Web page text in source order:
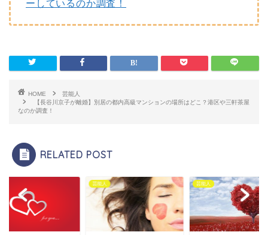
ーしているのか調査！
HOME
芸能人
【長谷川京子が離婚】別居の都内高級マンションの場所はどこ？港区や三軒茶屋
なのか調査！
RELATED POST
芸能人 芸能人